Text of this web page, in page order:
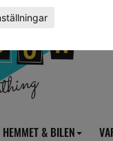
HEMMET & BILEN